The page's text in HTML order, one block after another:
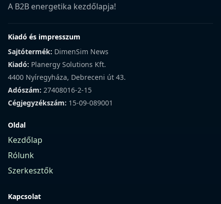
A B2B energetika kezdőlapja!
Kiadó és impresszum
Sajtótermék: DimenSim News
Kiadó: Planergy Solutions Kft.
4400 Nyíregyháza, Debreceni út 43.
Adószám: 27408016-2-15
Cégjegyzékszám: 15-09-089001
Oldal
Kezdőlap
Rólunk
Szerkesztők
Kapcsolat